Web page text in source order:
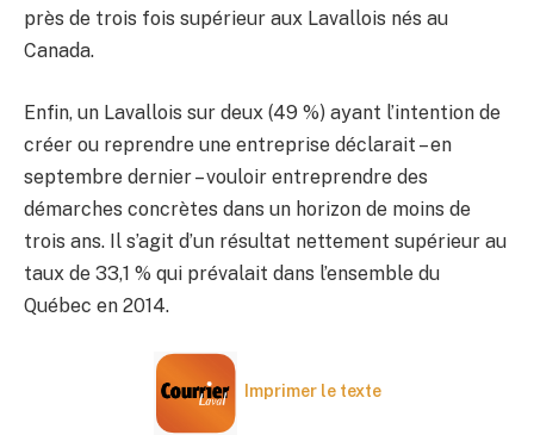
près de trois fois supérieur aux Lavallois nés au
Canada.
Enfin, un Lavallois sur deux (49 %) ayant l’intention de
créer ou reprendre une entreprise déclarait – en
septembre dernier – vouloir entreprendre des
démarches concrètes dans un horizon de moins de
trois ans. Il s’agit d’un résultat nettement supérieur au
taux de 33,1 % qui prévalait dans l’ensemble du
Québec en 2014.
Imprimer le texte